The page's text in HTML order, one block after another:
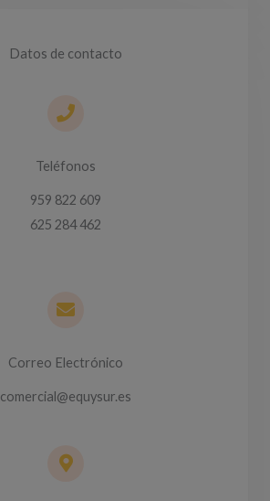
Datos de contacto
Teléfonos
959 822 609
625 284 462
Correo Electrónico
comercial@equysur.es